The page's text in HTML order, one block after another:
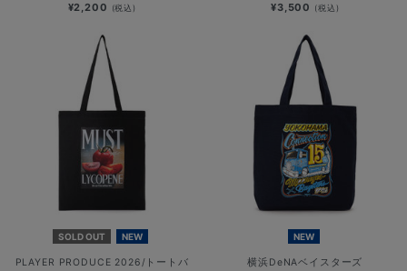
¥2,200 (税込) ¥3,500 (税込)
SOLD OUT NEW
PLAYER PRODUCE 2026/トートバ
NEW
横浜DeNAベイスターズ